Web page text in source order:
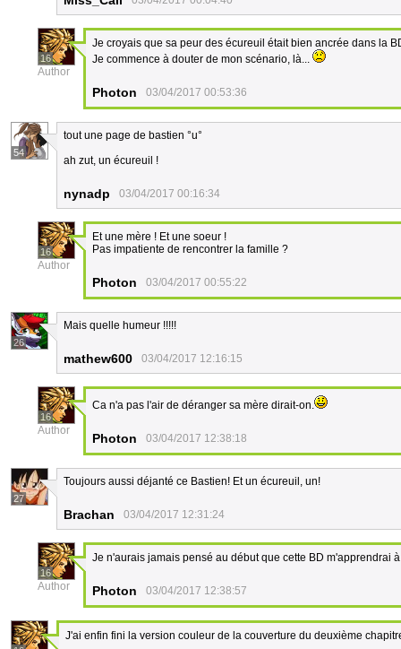
16
Author
Je croyais que sa peur des écureuil était bien ancrée dans la
Je commence à douter de mon scénario, là...
Photon 03/04/2017 00:53:36
54
tout une page de bastien °u°
ah zut, un écureuil !
nynadp 03/04/2017 00:16:34
16
Author
Et une mère ! Et une soeur !
Pas impatiente de rencontrer la famille ?
Photon 03/04/2017 00:55:22
26
Mais quelle humeur !!!!!
mathew600 03/04/2017 12:16:15
16
Author
Ca n'a pas l'air de déranger sa mère dirait-on.
Photon 03/04/2017 12:38:18
27
Toujours aussi déjanté ce Bastien! Et un écureuil, un!
Brachan 03/04/2017 12:31:24
16
Author
Je n'aurais jamais pensé au début que cette BD m'apprendrai
Photon 03/04/2017 12:38:57
J'ai enfin fini la version couleur de la couverture du deuxième